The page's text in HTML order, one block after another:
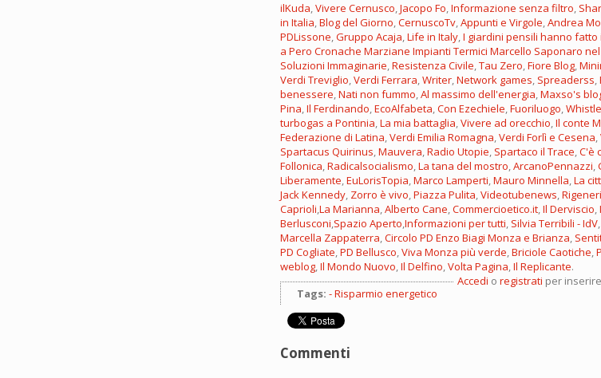
ilKuda,Vivere Cernusco,Jacopo Fo,Informazione senza filtro,
in Italia,Blog del Giorno,CernuscoTv,Appunti e Virgole,Andrea
PDLissone,Gruppo Acaja,Life in Italy,I giardini pensili hanno fatto
a Pero Cronache Marziane Impianti Termici Marcello Saponaro
Soluzioni Immaginarie,Resistenza Civile,Tau Zero,Fiore Blog,
Verdi Treviglio,Verdi Ferrara,Writer,Network games, Spreaderss,
benessere,Nati non fummo,Al massimo dell'energia,Maxso's
Pina,Il Ferdinando,EcoAlfabeta,Con Ezechiele,Fuoriluogo,
turbogas a Pontinia,La mia battaglia,Vivere ad orecchio,Il conte
Federazione di Latina,Verdi Emilia Romagna,Verdi Forlì e Cesena,
Spartacus Quirinus,Mauvera,Radio Utopie, Spartaco il Trace,C'è
Follonica,Radicalsocialismo,La tana del mostro,ArcanoPennazzi,
Liberamente,EuLorisTopia,Marco Lamperti,Mauro Minnella,La
Jack Kennedy, Zorro è vivo,Piazza Pulita,Videotubenews,
Caprioli,La Marianna,Alberto Cane,Commercioetico.it,Il Derviscio,
Berlusconi,Spazio Aperto,Informazioni per tutti, Silvia Terribili - IdV,
Marcella Zappaterra,Circolo PD Enzo Biagi Monza e Brianza,
PD Cogliate,PD Bellusco,Viva Monza più verde,Briciole Caotiche,
weblog,Il Mondo Nuovo,Il Delfino,Volta Pagina,Il Replicante.
Tags:
Risparmio energetico
Accedi o registrati per
Commenti